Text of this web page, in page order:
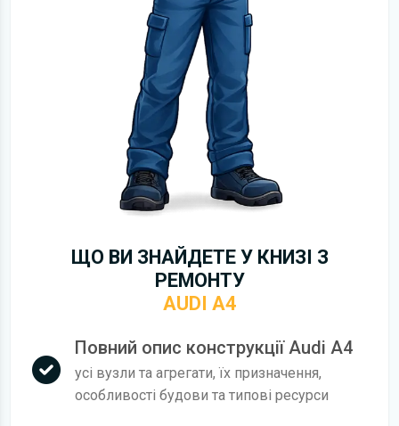
ЩО ВИ ЗНАЙДЕТЕ У КНИЗІ З
РЕМОНТУ
AUDI A4
Повний опис конструкції Audi A4
усі вузли та агрегати, їх призначення,
особливості будови та типові ресурси